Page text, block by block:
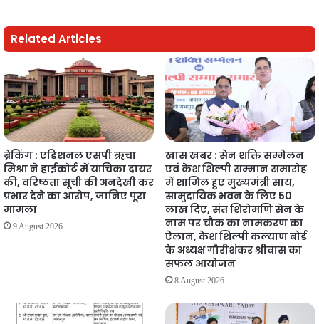
Related Articles
ब्रेकिंग : एडिशनल एसपी ऋचा
मिश्रा ने हाईकोर्ट में याचिका दायर
की, वरिष्ठता सूची की अनदेखी कर
प्रभार देने का आरोप, जानिए पूरा
मामला
9 August 2026
खास खबर : सेन शक्ति सम्मेलन
एवं केश शिल्पी सम्मान समारोह
में शामिल हुए मुख्यमंत्री साय,
सामुदायिक भवन के लिए 50
लाख दिए, संत शिरोमणि सेन के
नाम पर चौक का नामकरण का
ऐलान, केश शिल्पी कल्याण बोर्ड
के अध्यक्ष गौरीशंकर श्रीवास का
सफल आयोजन
8 August 2026